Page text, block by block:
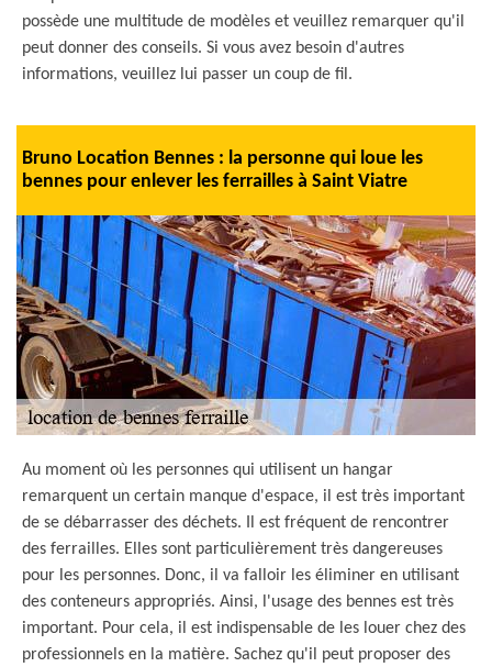
possède une multitude de modèles et veuillez remarquer qu'il
peut donner des conseils. Si vous avez besoin d'autres
informations, veuillez lui passer un coup de fil.
Bruno Location Bennes : la personne qui loue les
bennes pour enlever les ferrailles à Saint Viatre
Au moment où les personnes qui utilisent un hangar
remarquent un certain manque d'espace, il est très important
de se débarrasser des déchets. Il est fréquent de rencontrer
des ferrailles. Elles sont particulièrement très dangereuses
pour les personnes. Donc, il va falloir les éliminer en utilisant
des conteneurs appropriés. Ainsi, l'usage des bennes est très
important. Pour cela, il est indispensable de les louer chez des
professionnels en la matière. Sachez qu'il peut proposer des